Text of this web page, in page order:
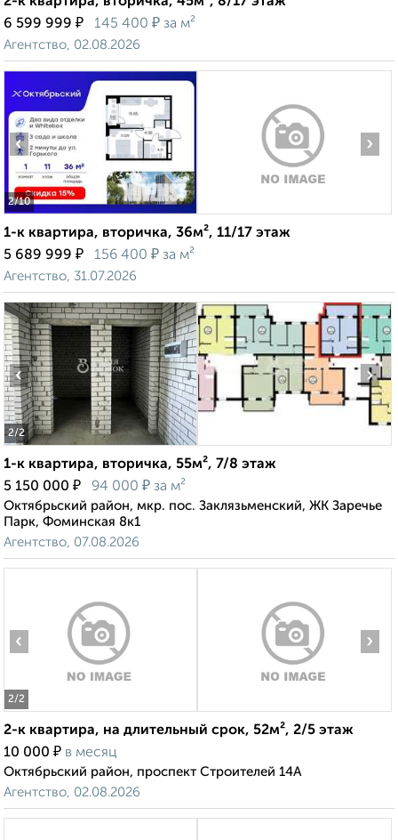
6 599 999 ₽ 145 400 ₽ за м²
Агентство, 02.08.2026
2/10
‹ ›
1-к квартира, вторичка, 36м², 11/17 этаж
5 689 999 ₽ 156 400 ₽ за м²
Агентство, 31.07.2026
2/2
‹ ›
1-к квартира, вторичка, 55м², 7/8 этаж
5 150 000 ₽ 94 000 ₽ за м²
Октябрьский район, мкр. пос. Заклязьменский, ЖК Заречье
Парк, Фоминская 8к1
Агентство, 07.08.2026
2/2
‹ ›
2-к квартира, на длительный срок, 52м², 2/5 этаж
10 000 ₽ в месяц
Октябрьский район, проспект Строителей 14А
Агентство, 02.08.2026